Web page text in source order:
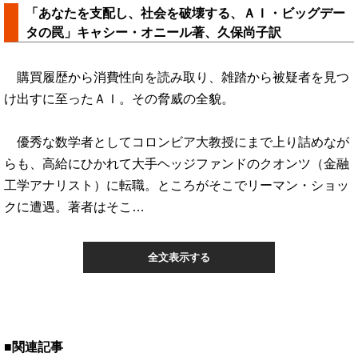
「あなたを支配し、社会を破壊する、ＡＩ・ビッグデー
タの罠」キャシー・オニール著、久保尚子訳
購買履歴から消費性向を読み取り、雑踏から被疑者を見つ
け出すに至ったＡＩ。その脅威の全貌。
優秀な数学者としてコロンビア大教授にまで上り詰めなが
らも、高給にひかれて大手ヘッジファンドのクオンツ（金融
工学アナリスト）に転職。ところがそこでリーマン・ショッ
クに遭遇。著者はそこ…
全文表示する
■関連記事